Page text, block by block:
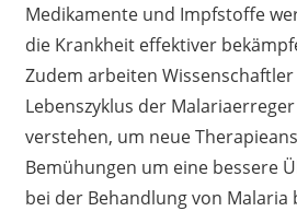
Medikamente und Impfstoffe
die Krankheit effektiver
Zudem arbeiten
Lebenszyklus der
verstehen, um neue
Bemühungen um eine bessere
bei der Behandlung von